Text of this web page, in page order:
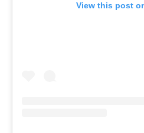
View this post